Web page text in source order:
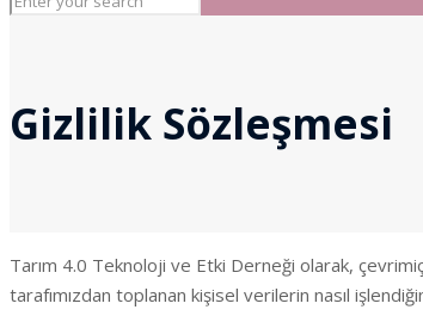
Gizlilik Sözleşmesi
Tarım 4.0 Teknoloji ve Etki Derneği olarak,
tarafımızdan toplanan kişisel verilerin nasıl